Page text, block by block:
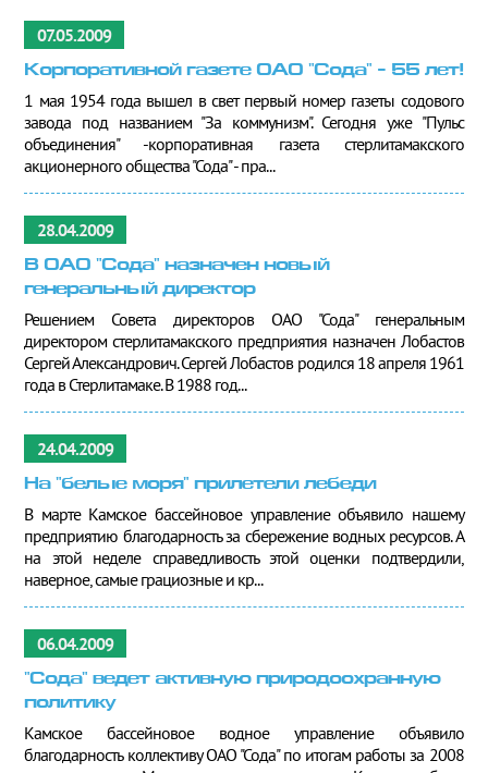
07.05.2009
Корпоративной газете ОАО "Сода" - 55 лет!
1 мая 1954 года вышел в свет первый номер газеты содового
завода под названием "За коммунизм". Сегодня уже "Пульс
объединения" -корпоративная газета стерлитамакского
акционерного общества "Сода" - пра...
28.04.2009
В ОАО "Сода" назначен новый
генеральный директор
Решением Совета директоров ОАО "Сода" генеральным
директором стерлитамакского предприятия назначен Лобастов
Сергей Александрович. Сергей Лобастов родился 18 апреля 1961
года в Стерлитамаке. В 1988 год...
24.04.2009
На "белые моря" прилетели лебеди
В марте Камское бассейновое управление объявило нашему
предприятию благодарность за сбережение водных ресурсов. А
на этой неделе справедливость этой оценки подтвердили,
наверное, самые грациозные и кр...
06.04.2009
"Сода" ведет активную природоохранную
политику
Камское бассейновое водное управление объявило
благодарность коллективу ОАО "Сода" по итогам работы за 2008